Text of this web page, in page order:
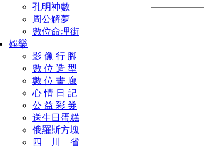
孔明神數
周公解夢
數位命理街
娛樂
影 像 行 腳
數 位 造 型
數 位 畫 廊
心 情 日 記
公 益 彩 券
送生日蛋糕
俄羅斯方塊
四 川 省